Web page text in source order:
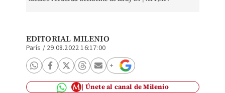
EDITORIAL MILENIO
París / 29.08.2022 16:17:00
Únete al canal de Milenio